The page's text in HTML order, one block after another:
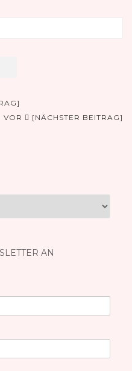
VOR
[NÄCHSTER BEITRAG]
AN